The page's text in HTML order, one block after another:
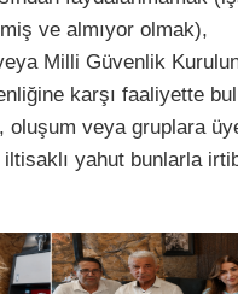
ve almıyor olmak),
Milli Güvenlik
karşı faaliyette
oluşum veya gruplara
yahut bunlarla